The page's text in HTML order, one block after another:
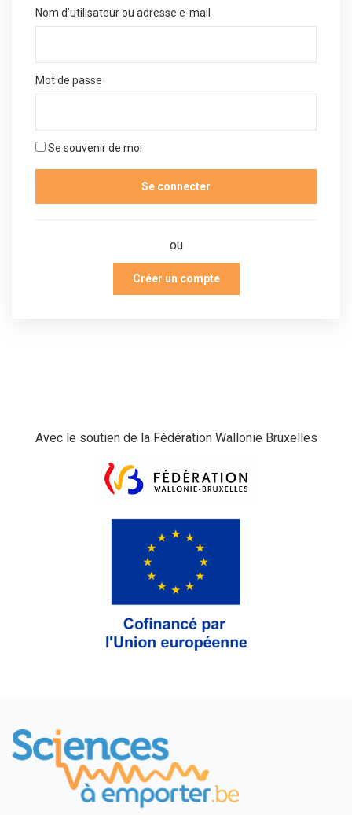
Nom d’utilisateur ou adresse e-mail
Mot de passe
Se souvenir de moi
ou
Créer un compte
Avec le soutien de la Fédération Wallonie Bruxelles